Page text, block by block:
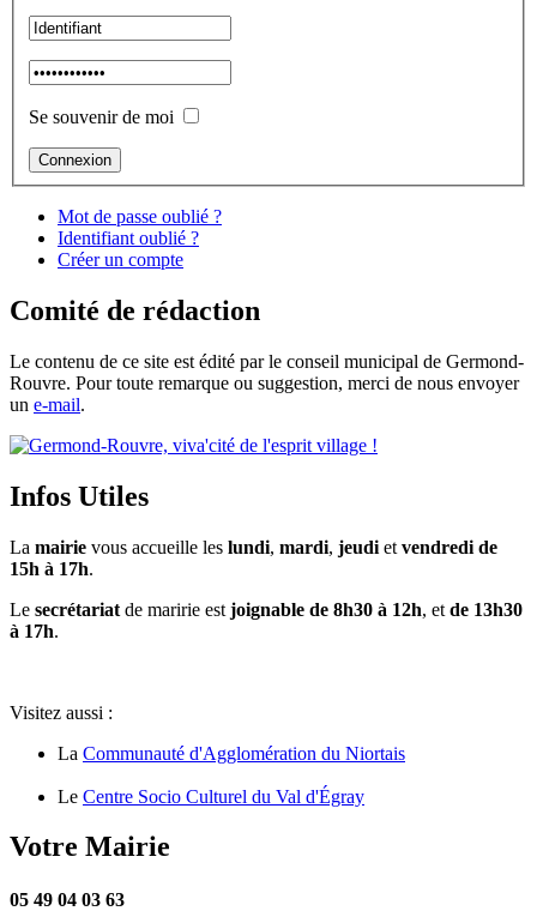
Se souvenir de moi
Mot de passe oublié ?
Identifiant oublié ?
Créer un compte
Comité de rédaction
Le contenu de ce site est édité par le conseil municipal de Germond-
Rouvre. Pour toute remarque ou suggestion, merci de nous envoyer
un e-mail.
Infos Utiles
La mairie vous accueille les lundi, mardi, jeudi et vendredi de
15h à 17h.
Le secrétariat de maririe est joignable de 8h30 à 12h, et de 13h30
à 17h.
Visitez aussi :
La Communauté d'Agglomération du Niortais
Le Centre Socio Culturel du Val d'Égray
Votre Mairie
05 49 04 03 63